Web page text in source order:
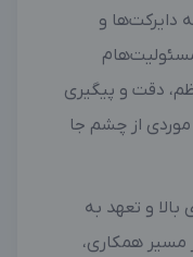
دایرکت‌ها و
دقت و پیگیری
از چشم جا
و تعهد به
همکاری،